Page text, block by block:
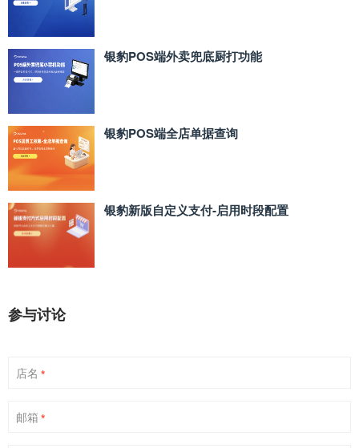
银豹POS端外卖兜底厨打功能
银豹POS端全店单据查询
银豹新版自定义支付‑启用时段配置
参与讨论
店名 *
邮箱 *